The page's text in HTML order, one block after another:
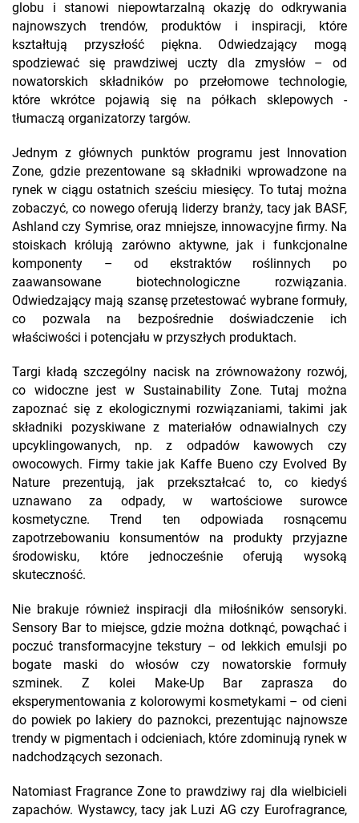
globu i stanowi niepowtarzalną okazję do odkrywania
najnowszych trendów, produktów i inspiracji, które
kształtują przyszłość piękna. Odwiedzający mogą
spodziewać się prawdziwej uczty dla zmysłów – od
nowatorskich składników po przełomowe technologie,
które wkrótce pojawią się na półkach sklepowych -
tłumaczą organizatorzy targów.
Jednym z głównych punktów programu jest Innovation
Zone, gdzie prezentowane są składniki wprowadzone na
rynek w ciągu ostatnich sześciu miesięcy. To tutaj można
zobaczyć, co nowego oferują liderzy branży, tacy jak BASF,
Ashland czy Symrise, oraz mniejsze, innowacyjne firmy. Na
stoiskach królują zarówno aktywne, jak i funkcjonalne
komponenty – od ekstraktów roślinnych po
zaawansowane biotechnologiczne rozwiązania.
Odwiedzający mają szansę przetestować wybrane formuły,
co pozwala na bezpośrednie doświadczenie ich
właściwości i potencjału w przyszłych produktach.
Targi kładą szczególny nacisk na zrównoważony rozwój,
co widoczne jest w Sustainability Zone. Tutaj można
zapoznać się z ekologicznymi rozwiązaniami, takimi jak
składniki pozyskiwane z materiałów odnawialnych czy
upcyklingowanych, np. z odpadów kawowych czy
owocowych. Firmy takie jak Kaffe Bueno czy Evolved By
Nature prezentują, jak przekształcać to, co kiedyś
uznawano za odpady, w wartościowe surowce
kosmetyczne. Trend ten odpowiada rosnącemu
zapotrzebowaniu konsumentów na produkty przyjazne
środowisku, które jednocześnie oferują wysoką
skuteczność.
Nie brakuje również inspiracji dla miłośników sensoryki.
Sensory Bar to miejsce, gdzie można dotknąć, powąchać i
poczuć transformacyjne tekstury – od lekkich emulsji po
bogate maski do włosów czy nowatorskie formuły
szminek. Z kolei Make-Up Bar zaprasza do
eksperymentowania z kolorowymi kosmetykami – od cieni
do powiek po lakiery do paznokci, prezentując najnowsze
trendy w pigmentach i odcieniach, które zdominują rynek w
nadchodzących sezonach.
Natomiast Fragrance Zone to prawdziwy raj dla wielbicieli
zapachów. Wystawcy, tacy jak Luzi AG czy Eurofragrance,